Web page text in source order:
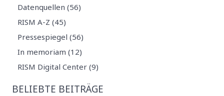
Datenquellen (56)
RISM A-Z (45)
Pressespiegel (56)
In memoriam (12)
RISM Digital Center (9)
BELIEBTE BEITRÄGE